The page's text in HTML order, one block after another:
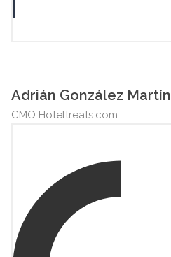
Adrián González Martín
CMO Hoteltreats.com